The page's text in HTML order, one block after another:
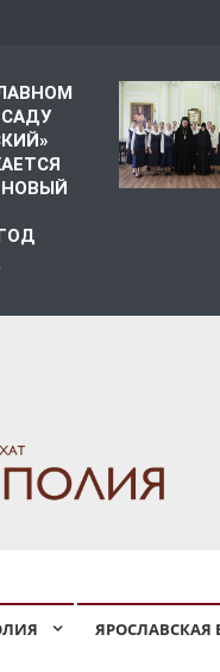
ЯРОСЛАВСКАЯ